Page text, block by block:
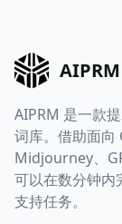
AIPRM
AIPRM 是一款
词库。借助面向
Midjourney、
可以在数分钟内
支持任务。